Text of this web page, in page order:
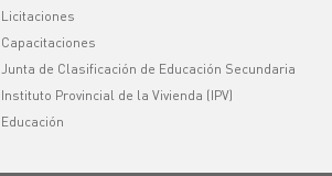
Licitaciones
Capacitaciones
Junta de Clasificación de Educación Secundaria
Instituto Provincial de la Vivienda (IPV)
Educación